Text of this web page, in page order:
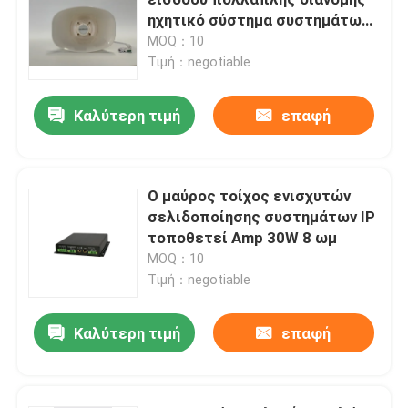
Ομιλητές συστημάτων PA
Σύστημα δικτύων PA IP
Ακουστικός ενισχυτής μητρών
Ομιλητής στηλών σειράς γραμμών
Σύστημα εκκένωσης φωνής
ηχητικό σύστημα συστημάτων
δικτύων PAVA ομιλητών TCP/IP
κέρατων IP
MOQ：10
Τιμή：negotiable
Καλύτερη τιμή επαφή
Ο μαύρος τοίχος ενισχυτών
σελιδοποίησης συστημάτων IP
τοποθετεί Amp 30W 8 ωμ
MOQ：10
Τιμή：negotiable
Καλύτερη τιμή επαφή